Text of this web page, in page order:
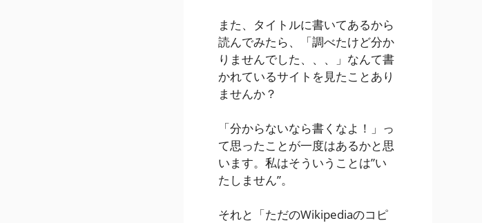
また、タイトルに書いてあるから
読んでみたら、「調べたけど分か
りませんでした、、、」なんて書
かれているサイトを見たことあり
ませんか？
「分からないなら書くなよ！」っ
て思ったことが一度はあるかと思
います。私はそういうことは”い
たしません”。
それと「ただのWikipediaのコピ